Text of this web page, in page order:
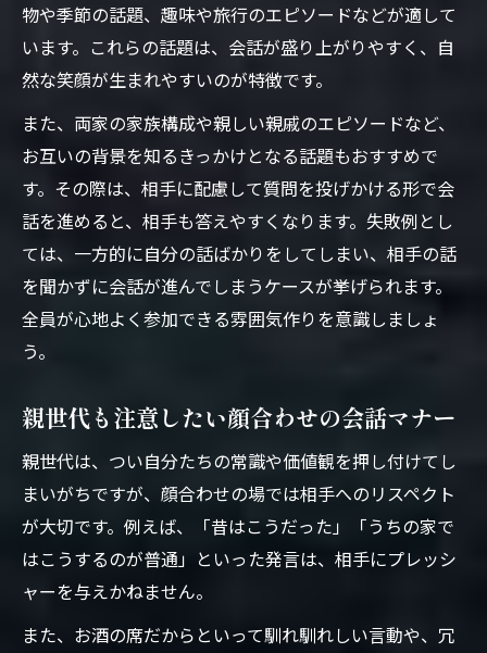
物や季節の話題、趣味や旅行のエピソードなどが適して
います。これらの話題は、会話が盛り上がりやすく、自
然な笑顔が生まれやすいのが特徴です。
また、両家の家族構成や親しい親戚のエピソードなど、
お互いの背景を知るきっかけとなる話題もおすすめで
す。その際は、相手に配慮して質問を投げかける形で会
話を進めると、相手も答えやすくなります。失敗例とし
ては、一方的に自分の話ばかりをしてしまい、相手の話
を聞かずに会話が進んでしまうケースが挙げられます。
全員が心地よく参加できる雰囲気作りを意識しましょ
う。
親世代も注意したい顔合わせの会話マナー
親世代は、つい自分たちの常識や価値観を押し付けてし
まいがちですが、顔合わせの場では相手へのリスペクト
が大切です。例えば、「昔はこうだった」「うちの家で
はこうするのが普通」といった発言は、相手にプレッシ
ャーを与えかねません。
また、お酒の席だからといって馴れ馴れしい言動や、冗